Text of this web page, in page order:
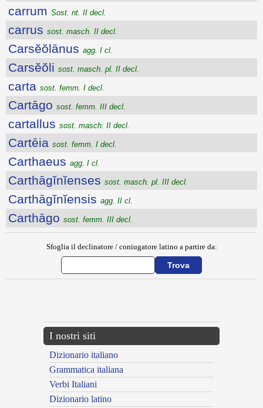
carrum Sost. nt. II decl.
carrus sost. masch. II decl.
Carsĕŏlānus agg. I cl.
Carsĕŏli sost. masch. pl. II decl.
carta sost. femm. I decl.
Cartāgo sost. femm. III decl.
cartallus sost. masch. II decl.
Cartēia sost. femm. I decl.
Carthaeus agg. I cl.
Carthāgĭnĭenses sost. masch. pl. III decl.
Carthāgĭnĭensis agg. II cl.
Carthāgo sost. femm. III decl.
Sfoglia il declinatore / coniugatore latino a partire da:
I nostri siti
Dizionario italiano
Grammatica italiana
Verbi Italiani
Dizionario latino